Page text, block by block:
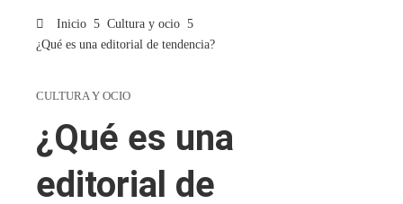
Inicio
Cultura y ocio
¿Qué es una editorial de tendencia?
CULTURA Y OCIO
¿Qué es una
editorial de